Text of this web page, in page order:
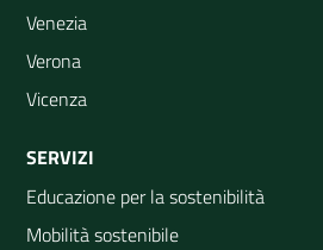
Venezia
Verona
Vicenza
SERVIZI
Educazione per la sostenibilità
Mobilità sostenibile